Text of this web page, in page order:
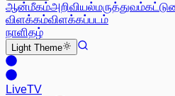
ஆன்மீகம்அறிவியல்மருத்துவம்
விளக்கம்விளக்கப்படம்
நாளிதழ்
Light Theme
LiveTV